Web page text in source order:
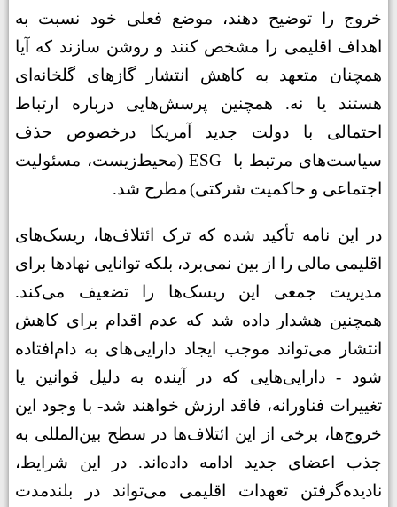
خروج را توضیح دهند، موضع فعلی خود نسبت به
اهداف اقلیمی را مشخص کنند و روشن سازند که آیا
همچنان متعهد به کاهش انتشار گازهای گلخانه‌ای
هستند یا نه. همچنین پرسش‌هایی درباره ارتباط
احتمالی با دولت جدید آمریکا درخصوص حذف
سیاست‌های مرتبط با
ESG (محیط‌زیست، مسئولیت
اجتماعی و حاکمیت شرکتی)مطرح شد.
در این نامه تأکید شده که ترک ائتلاف‌ها، ریسک‌های
اقلیمی مالی را از بین نمی‌برد، بلکه توانایی نهادها برای
مدیریت جمعی این ریسک‌ها را تضعیف می‌کند.
همچنین هشدار داده شد که عدم اقدام برای کاهش
انتشار می‌تواند موجب ایجاد دارایی‌های به دام‌افتاده
شود - دارایی‌هایی که در آینده به دلیل قوانین یا
تغییرات فناورانه، فاقد ارزش خواهند شد-با وجود این
خروج‌ها، برخی از این ائتلاف‌ها در سطح بین‌المللی به
جذب اعضای جدید ادامه داده‌اند. در این شرایط،
نادیده‌گرفتن تعهدات اقلیمی می‌تواند در بلندمدت